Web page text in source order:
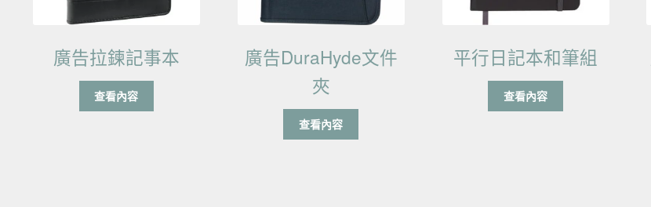
廣告拉鍊記事本
查看內容
廣告DuraHyde文件
夾
查看內容
平行日記本和筆組
查看內容